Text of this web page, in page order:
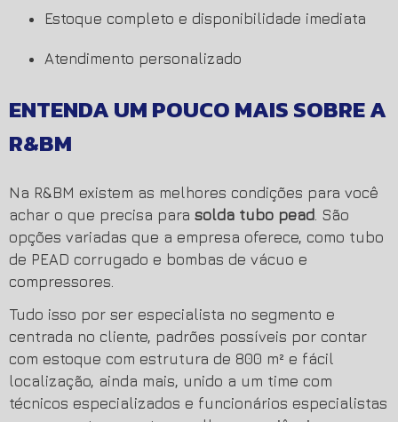
estoque completo e disponibilidade imediata
atendimento personalizado
ENTENDA UM POUCO MAIS SOBRE A
R&BM
Na R&BM existem as melhores condições para você
achar o que precisa para solda tubo pead . São
opções variadas que a empresa oferece, como tubo
de PEAD corrugado e bombas de vácuo e
compressores.
Tudo isso por ser especialista no segmento e
centrada no cliente, padrões possíveis por contar
com estoque com estrutura de 800 m² e fácil
localização, ainda mais, unido a um time com
técnicos especializados e funcionários especialistas